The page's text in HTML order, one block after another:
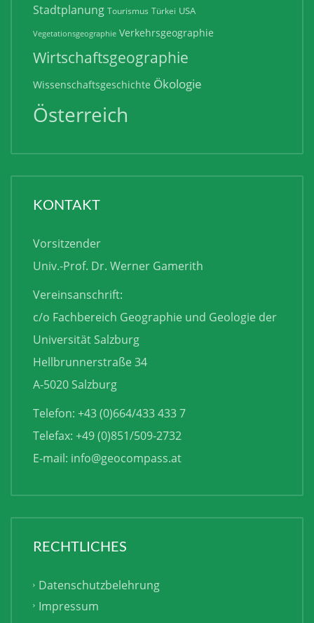
Stadtplanung Tourismus Türkei USA
Vegetationsgeographie Verkehrsgeographie
Wirtschaftsgeographie
Wissenschaftsgeschichte Ökologie
Österreich
KONTAKT
Vorsitzender
Univ.-Prof. Dr. Werner Gamerith
Vereinsanschrift:
c/o Fachbereich Geographie und Geologie der
Universität Salzburg
Hellbrunnerstraße 34
A-5020 Salzburg
Telefon: +43 (0)664/433 433 7
Telefax: +49 (0)851/509-2732
E-mail: info@geocompass.at
RECHTLICHES
Datenschutzbelehrung
Impressum